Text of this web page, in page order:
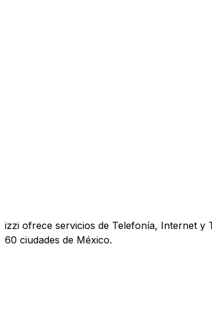
izzi ofrece servicios de Telefonía, Internet y
60 ciudades de México.